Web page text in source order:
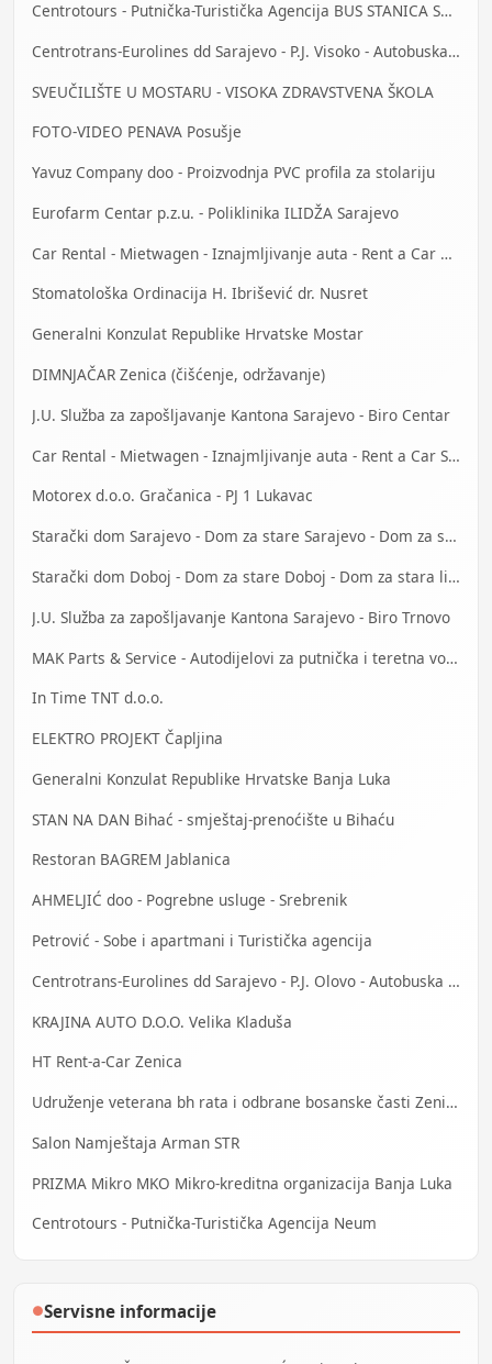
Centrotours - Putnička-Turistička Agencija BUS STANICA Sarajevo
Centrotrans-Eurolines dd Sarajevo - P.J. Visoko - Autobuska stanica
SVEUČILIŠTE U MOSTARU - VISOKA ZDRAVSTVENA ŠKOLA
FOTO-VIDEO PENAVA Posušje
Yavuz Company doo - Proizvodnja PVC profila za stolariju
Eurofarm Centar p.z.u. - Poliklinika ILIDŽA Sarajevo
Car Rental - Mietwagen - Iznajmljivanje auta - Rent a Car Bihać
Stomatološka Ordinacija H. Ibrišević dr. Nusret
Generalni Konzulat Republike Hrvatske Mostar
DIMNJAČAR Zenica (čišćenje, održavanje)
J.U. Služba za zapošljavanje Kantona Sarajevo - Biro Centar
Car Rental - Mietwagen - Iznajmljivanje auta - Rent a Car Sarajevo
Motorex d.o.o. Gračanica - PJ 1 Lukavac
Starački dom Sarajevo - Dom za stare Sarajevo - Dom za stara lica Sarajevo
Starački dom Doboj - Dom za stare Doboj - Dom za stara lica Doboj
J.U. Služba za zapošljavanje Kantona Sarajevo - Biro Trnovo
MAK Parts & Service - Autodijelovi za putnička i teretna vozila Gračanica
In Time TNT d.o.o.
ELEKTRO PROJEKT Čapljina
Generalni Konzulat Republike Hrvatske Banja Luka
STAN NA DAN Bihać - smještaj-prenoćište u Bihaću
Restoran BAGREM Jablanica
AHMELJIĆ doo - Pogrebne usluge - Srebrenik
Petrović - Sobe i apartmani i Turistička agencija
Centrotrans-Eurolines dd Sarajevo - P.J. Olovo - Autobuska stanica
KRAJINA AUTO D.O.O. Velika Kladuša
HT Rent-a-Car Zenica
Udruženje veterana bh rata i odbrane bosanske časti Zenica
Salon Namještaja Arman STR
PRIZMA Mikro MKO Mikro-kreditna organizacija Banja Luka
Centrotours - Putnička-Turistička Agencija Neum
●Servisne informacije